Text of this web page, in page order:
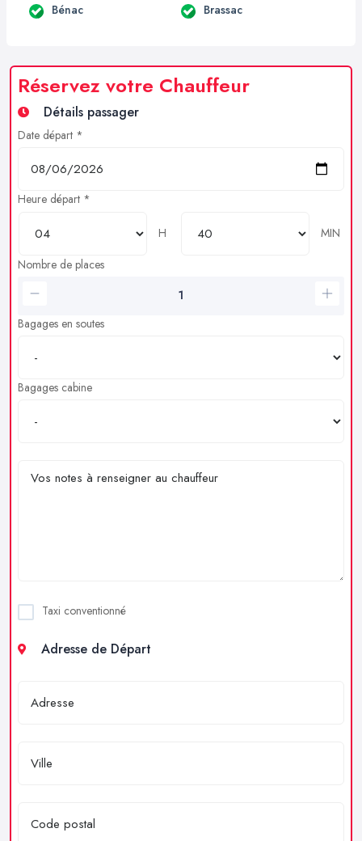
Bénac Brassac
Réservez votre Chauffeur
Détails passager
Date départ *
Heure départ *
H
MIN
Nombre de places
Bagages en soutes
Bagages cabine
Taxi conventionné
Adresse de Départ